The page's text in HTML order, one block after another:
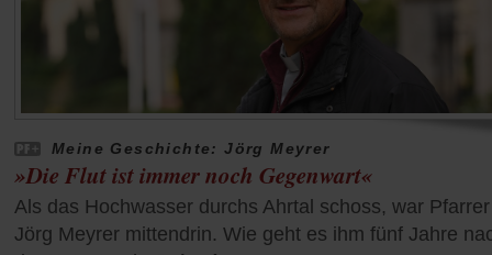
Meine Geschichte: Jörg Meyrer
»Die Flut ist immer noch Gegenwart«
Als das Hochwasser durchs Ahrtal schoss, war Pfarrer
Jörg Meyrer mittendrin. Wie geht es ihm fünf Jahre